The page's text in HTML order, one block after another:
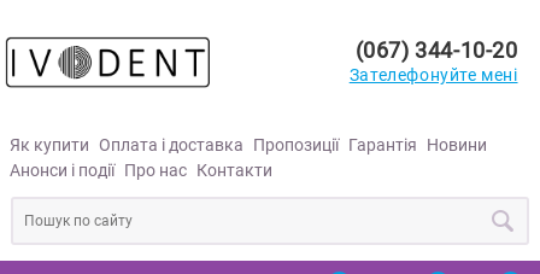
Як купити Оплата і доставка Пропозиції Гарантія
Новини
Анонси і події Про нас Контакти
(067) 344-10-20
Зателефонуйте мені